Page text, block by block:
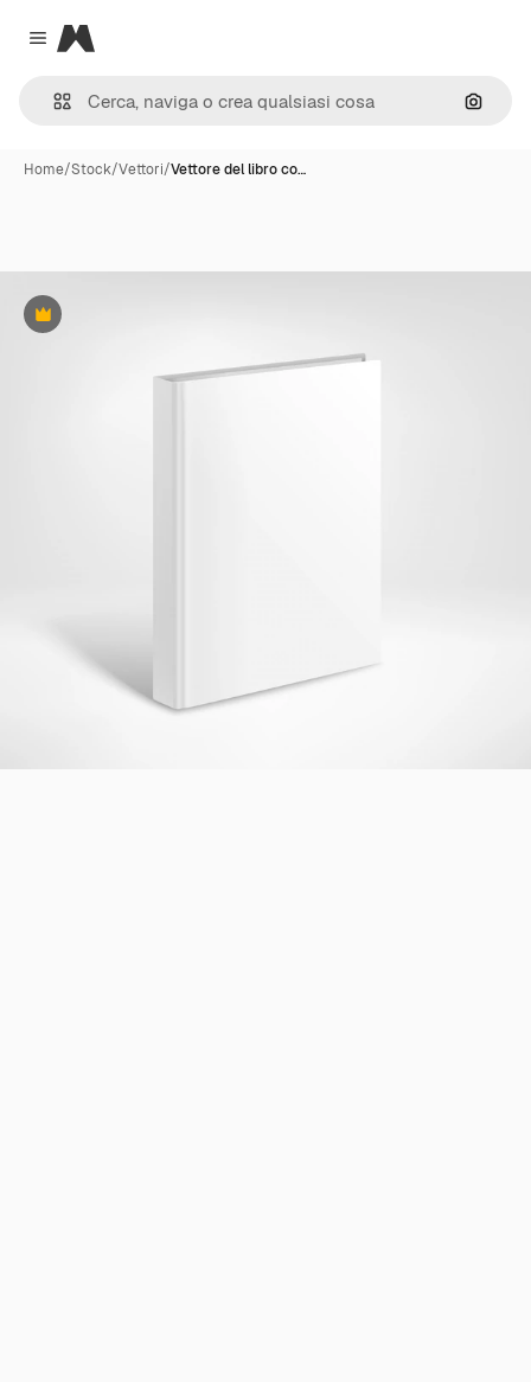
Close menu
Magnific
Cerca
Home/Stock/Vettori/Vettore del libro co…
Premium